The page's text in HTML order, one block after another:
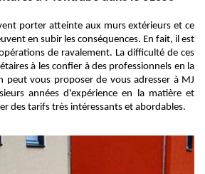
porter atteinte aux murs extérieurs et ce
en subir les conséquences. En fait, il est
de ravalement. La difficulté de ces
à les confier à des professionnels en la
peut vous proposer de vous adresser à MJ
années d'expérience en la matière et
des tarifs très intéressants et abordables.